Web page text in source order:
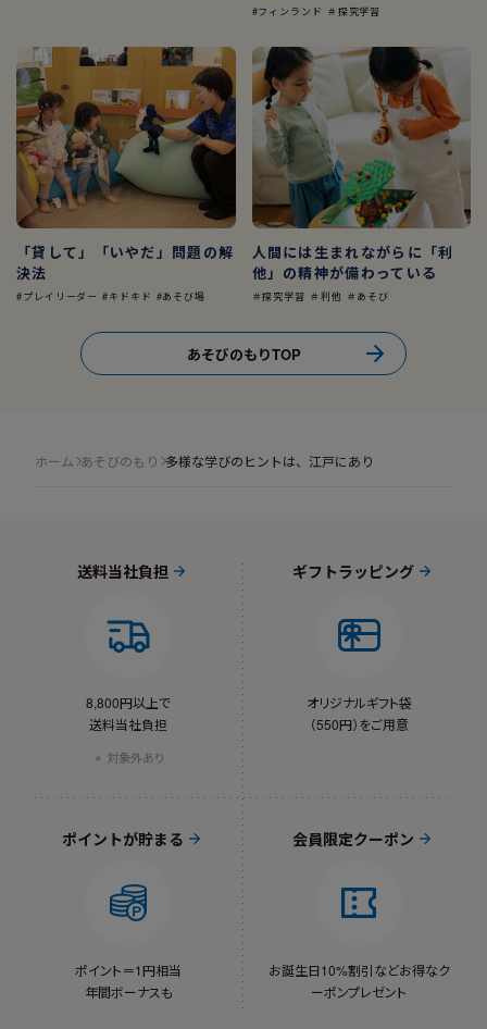
#フィンランド ＃探究学習
「貸して」「いやだ」問題の解
決法
#プレイリーダー #キドキド #あそび場
人間には生まれながらに「利
他」の精神が備わっている
＃探究学習 ＃利他 ＃あそび
あそびのもりTOP
ホーム あそびのもり 多様な学びのヒントは、江戸にあり
送料当社負担
8,800円以上で
送料当社負担
対象外あり
ギフトラッピング
オリジナルギフト袋
（550円）をご用意
ポイントが貯まる
ポイント＝1円相当
年間ボーナスも
会員限定クーポン
お誕生日10%割引などお得なク
ーポンプレゼント